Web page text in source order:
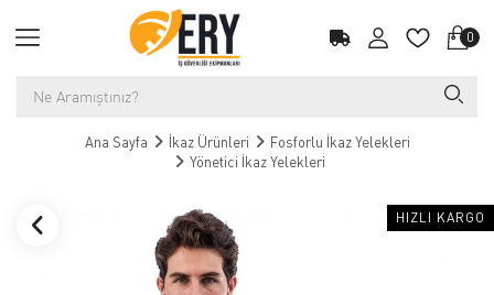
0
Ana Sayfa İkaz Ürünleri
Fosforlu İkaz Yelekleri
Yönetici İkaz Yelekleri
HIZLI KARGO